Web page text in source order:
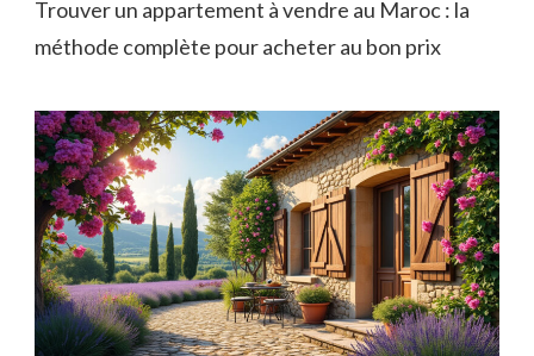
Trouver un appartement à vendre au Maroc : la
méthode complète pour acheter au bon prix